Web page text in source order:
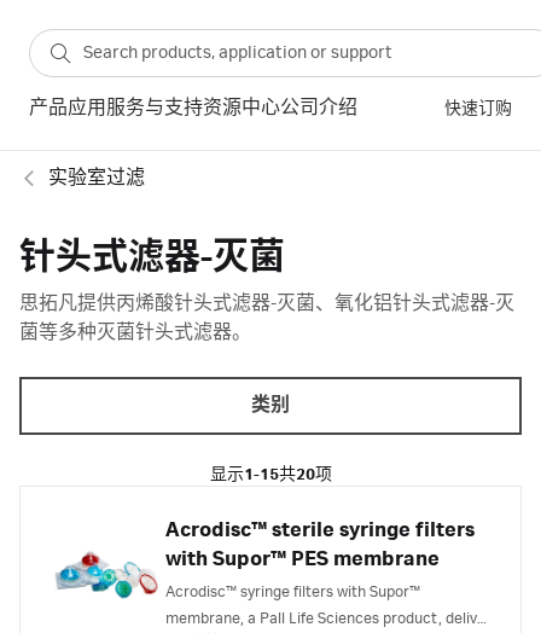
产品应用 服务与支持资源中心公司介绍 快速订购
实验室过滤
针头式滤器-灭菌
思拓凡提供丙烯酸针头式滤器-灭菌、氧化铝针头式滤器-灭
菌等多种灭菌针头式滤器。
类别
显示1-15共20项
Acrodisc™ sterile syringe filters
with Supor™ PES membrane
Acrodisc™ syringe filters with Supor™
membrane, a Pall Life Sciences product, deliver